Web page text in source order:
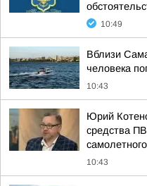
10:49
Вблизи
человека
10:43
Юрий
средства
10:43